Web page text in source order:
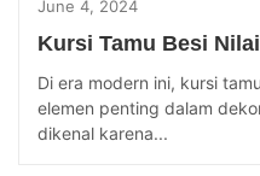
June 4, 2024
Kursi Tamu Besi
Di era modern ini, kursi
elemen penting dalam
dikenal karena...